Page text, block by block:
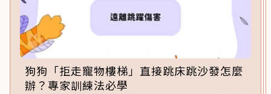
狗狗「拒走寵物樓梯」直接跳床跳沙發怎麼
辦？專家訓練法必學